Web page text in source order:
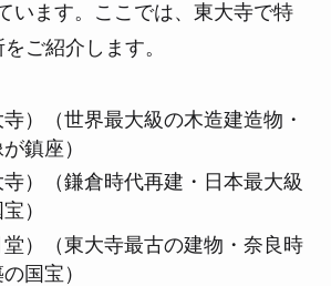
います。ここでは、東大寺で特
ご紹介します。
）（世界最大級の木造建造物・
鎮座）
）（鎌倉時代再建・日本最大級
）
）（東大寺最古の建物・奈良時
国宝）